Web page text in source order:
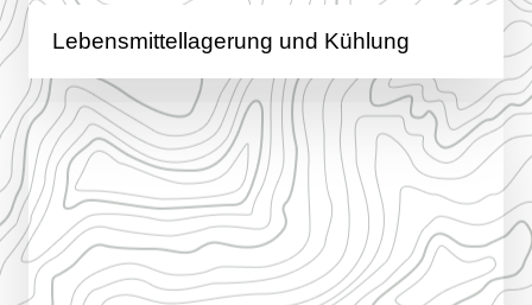
Lebensmittellagerung und Kühlung